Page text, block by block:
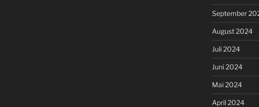
September
August 2024
Juli 2024
Juni 2024
Mai 2024
April 2024